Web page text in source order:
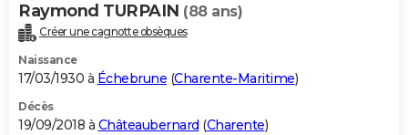
Raymond TURPAIN (88 ans)
Créer une cagnotte obsèques
Naissance
17/03/1930 à Échebrune (Charente-Maritime)
Décès
19/09/2018 à Châteaubernard (Charente)